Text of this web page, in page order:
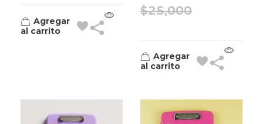
Agregar
al carrito
$25,000
Agregar
al carrito